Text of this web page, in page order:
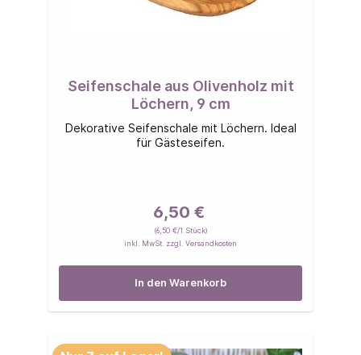
Seifenschale aus Olivenholz mit
Löchern, 9 cm
Dekorative Seifenschale mit Löchern. Ideal
für Gästeseifen.
6,50 €
(6,50 €/1 Stück)
inkl. MwSt. zzgl. Versandkosten
In den Warenkorb